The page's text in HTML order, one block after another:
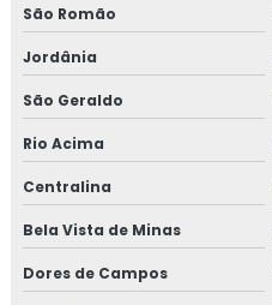
São Romão
Jordânia
São Geraldo
Rio Acima
Centralina
Bela Vista de Minas
Dores de Campos